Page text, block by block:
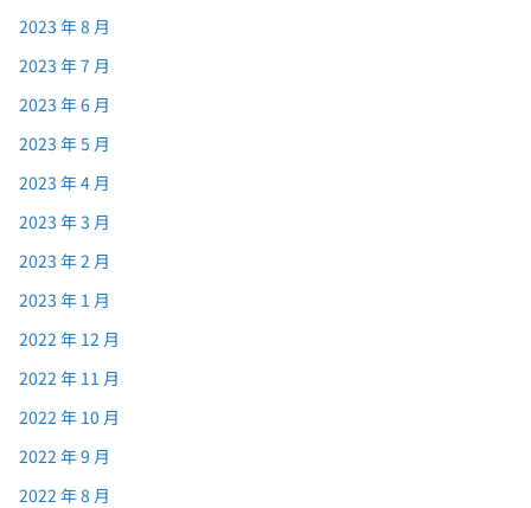
2023 年 8 月
2023 年 7 月
2023 年 6 月
2023 年 5 月
2023 年 4 月
2023 年 3 月
2023 年 2 月
2023 年 1 月
2022 年 12 月
2022 年 11 月
2022 年 10 月
2022 年 9 月
2022 年 8 月